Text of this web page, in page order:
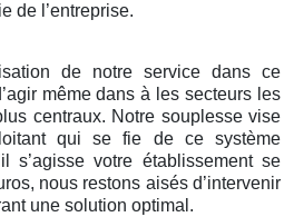
de l’entreprise.
de notre service dans ce
même dans à les secteurs les
centraux. Notre souplesse vise
qui se fie de ce système
s’agisse votre établissement se
nous restons aisés d’intervenir
une solution optimal.